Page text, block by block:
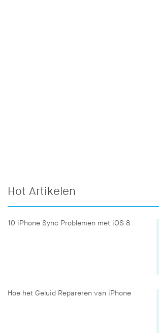
Hot Artikelen
10 iPhone Sync Problemen met iOS 8
Hoe het Geluid Repareren van iPhone